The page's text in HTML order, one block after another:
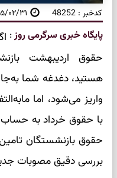
کدخبر : 48252 ۱۴۰۵/۰۲/۳۱
پایگاه خبری سرگرمی روز:
هستید، دغدغه شما
واریز می‌شود، اما
با حقوق خرداد به
بررسی دقیق مصوبات